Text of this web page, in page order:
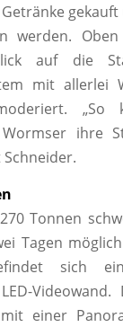
werden. Oben
auf die
mit allerlei
„So
Wormser ihre
Tonnen
Tagen
sich
einer